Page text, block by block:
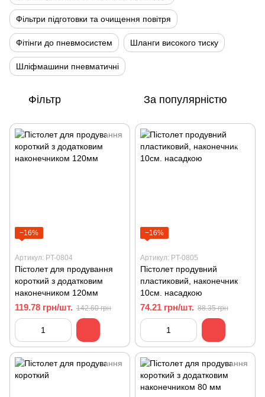
Фільтри підготовки та очищення повітря
Фітінги до пневмосистем Шланги високого тиску
Шліфмашини пневматичні
Фільтр За популярністю
−16%
Артикул: PT-0804
Пістолет для продування
короткий з додатковим
наконечником 120мм
119.78 грн/шт. 142.60 грн
−16%
Артикул: PT-0805
Пістолет продувний
пластиковий, наконечник
10см. насадкою
74.21 грн/шт. 88.35 грн